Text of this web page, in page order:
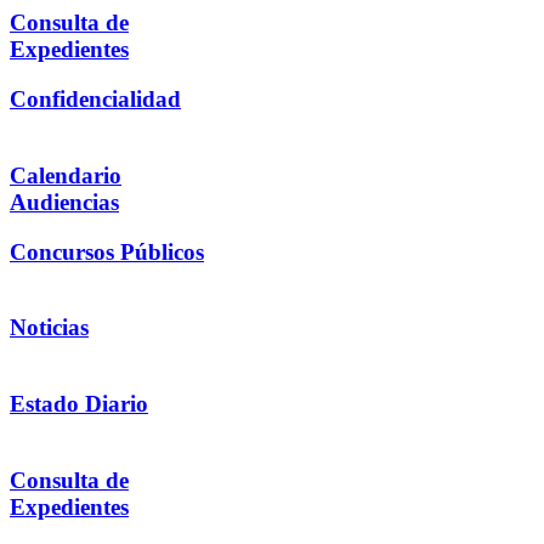
Consulta de
Expedientes
Confidencialidad
Calendario
Audiencias
Concursos Públicos
Noticias
Estado Diario
Consulta de
Expedientes